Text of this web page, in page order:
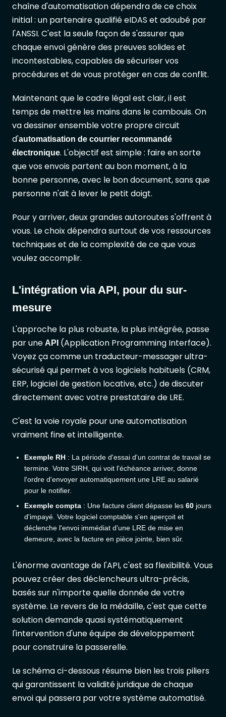
chaîne d'automatisation dépendra de ce choix
initial : un partenaire qualifié eIDAS et adoubé par
l'ANSSI. C'est la seule façon de s'assurer que
chaque envoi génère des preuves solides et
incontestables, capables de sécuriser vos
procédures et de vous protéger en cas de conflit.
Maintenant que le cadre légal est clair, il est
temps de mettre les mains dans le cambouis. On
va dessiner ensemble votre propre circuit
d'automatisation de courrier recommandé
électronique. L'objectif est simple : faire en sorte
que vos envois partent au bon moment, à la
bonne personne, avec le bon document, sans que
personne n'ait à lever le petit doigt.
Pour y arriver, deux grandes autoroutes s'offrent à
vous. Le choix dépendra surtout de vos ressources
techniques et de la complexité de ce que vous
voulez accomplir.
L'intégration via API, pour du sur-
mesure
L'approche la plus robuste, la plus intégrée, passe
par une API (Application Programming Interface).
Voyez ça comme un traducteur-messager ultra-
sécurisé qui permet à vos logiciels habituels (CRM,
ERP, logiciel de gestion locative, etc.) de discuter
directement avec votre prestataire de LRE.
C'est la voie royale pour une automatisation
vraiment fine et intelligente.
Exemple RH : La période d'essai d'un contrat de travail se
termine. Votre SIRH, qui voit l'échéance arriver, donne
l'ordre d'envoyer automatiquement une LRE au salarié
pour le notifier.
Exemple compta : Une facture client dépasse les 60 jours
d'impayé. Votre logiciel comptable s'en aperçoit et
déclenche l'envoi immédiat d'une LRE de mise en
demeure, avec la facture en pièce jointe, bien sûr.
L'énorme avantage de l'API, c'est sa flexibilité. Vous
pouvez créer des déclencheurs ultra-précis,
basés sur n'importe quelle donnée de votre
système. Le revers de la médaille, c'est que cette
solution demande quasi systématiquement
l'intervention d'une équipe de développement
pour construire la passerelle.
Le schéma ci-dessous résume bien les trois piliers
qui garantissent la validité juridique de chaque
envoi qui passera par votre système automatisé.